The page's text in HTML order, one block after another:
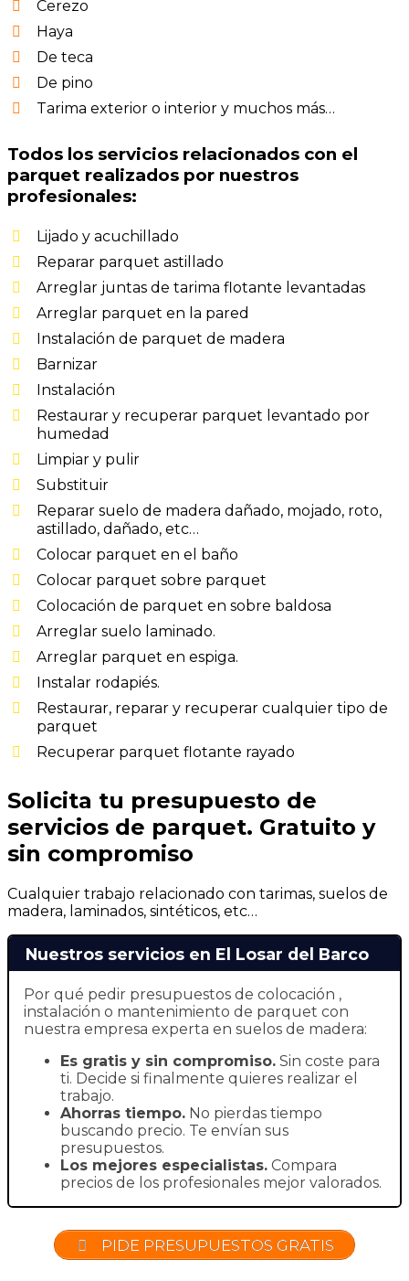
Cerezo
Haya
De teca
De pino
Tarima exterior o interior y muchos más…
Todos los servicios relacionados con el
parquet realizados por nuestros
profesionales:
Lijado y acuchillado
Reparar parquet astillado
Arreglar juntas de tarima flotante levantadas
Arreglar parquet en la pared
Instalación de parquet de madera
Barnizar
Instalación
Restaurar y recuperar parquet levantado por
humedad
Limpiar y pulir
Substituir
Reparar suelo de madera dañado, mojado, roto,
astillado, dañado, etc…
Colocar parquet en el baño
Colocar parquet sobre parquet
Colocación de parquet en sobre baldosa
Arreglar suelo laminado.
Arreglar parquet en espiga.
Instalar rodapiés.
Restaurar, reparar y recuperar cualquier tipo de
parquet
Recuperar parquet flotante rayado
Solicita tu presupuesto de
servicios de parquet. Gratuito y
sin compromiso
Cualquier trabajo relacionado con tarimas, suelos de
madera, laminados, sintéticos, etc…
Nuestros servicios en El Losar del Barco
Por qué pedir presupuestos de colocación ,
instalación o mantenimiento de parquet con
nuestra empresa experta en suelos de madera:
Es gratis y sin compromiso. Sin coste para
ti. Decide si finalmente quieres realizar el
trabajo.
Ahorras tiempo. No pierdas tiempo
buscando precio. Te envían sus
presupuestos.
Los mejores especialistas. Compara
precios de los profesionales mejor valorados.
PIDE PRESUPUESTOS GRATIS